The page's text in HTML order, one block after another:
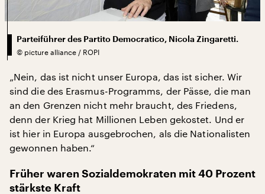
Parteiführer des Partito Democratico, Nicola Zingaretti.
© picture alliance / ROPI
„Nein, das ist nicht unser Europa, das ist sicher. Wir
sind die des Erasmus-Programms, der Pässe, die man
an den Grenzen nicht mehr braucht, des Friedens,
denn der Krieg hat Millionen Leben gekostet. Und er
ist hier in Europa ausgebrochen, als die Nationalisten
gewonnen haben.“
Früher waren Sozialdemokraten mit 40 Prozent
stärkste Kraft